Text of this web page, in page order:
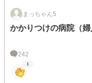
まっちゃん5
かかりつけの病院（
242
1